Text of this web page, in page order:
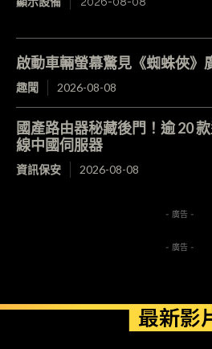
啟動車輛螢幕驚見《蜘蛛俠》
趣聞 2026-08-08
國產路由器秘藏後門！逾 20
線中國伺服器
資訊保安 2026-08-08
- 廣告 -
- 廣告 -
最新影